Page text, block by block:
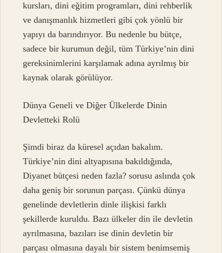
kursları, dini eğitim programları, dini rehberlik
ve danışmanlık hizmetleri gibi çok yönlü bir
yapıyı da barındırıyor. Bu nedenle bu bütçe,
sadece bir kurumun değil, tüm Türkiye’nin dini
gereksinimlerini karşılamak adına ayrılmış bir
kaynak olarak görülüyor.
Dünya Geneli ve Diğer Ülkelerde Dinin
Devletteki Rolü
Şimdi biraz da küresel açıdan bakalım.
Türkiye’nin dini altyapısına bakıldığında,
Diyanet bütçesi neden fazla? sorusu aslında çok
daha geniş bir sorunun parçası. Çünkü dünya
genelinde devletlerin dinle ilişkisi farklı
şekillerde kuruldu. Bazı ülkeler din ile devletin
ayrılmasına, bazıları ise dinin devletin bir
parçası olmasına dayalı bir sistem benimsemiş